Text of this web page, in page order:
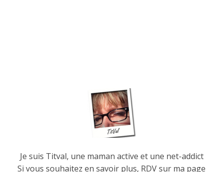
Je suis Titval, une maman active et une net-addict
Si vous souhaitez en savoir plus, RDV sur ma page